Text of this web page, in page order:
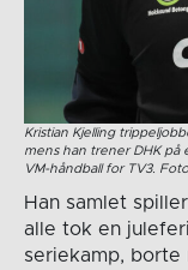
Kristian Kjelling
mens han trener DHK på
VM-håndball for TV3.
Han samlet
alle tok en
seriekamp, borte